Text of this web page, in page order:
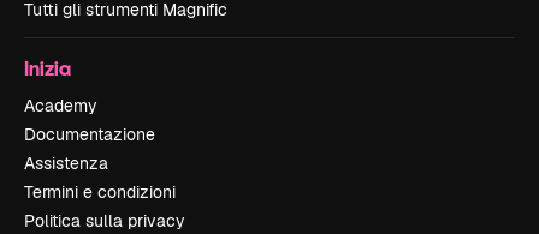
Tutti gli strumenti Magnific
Inizia
Academy
Documentazione
Assistenza
Termini e condizioni
Politica sulla privacy